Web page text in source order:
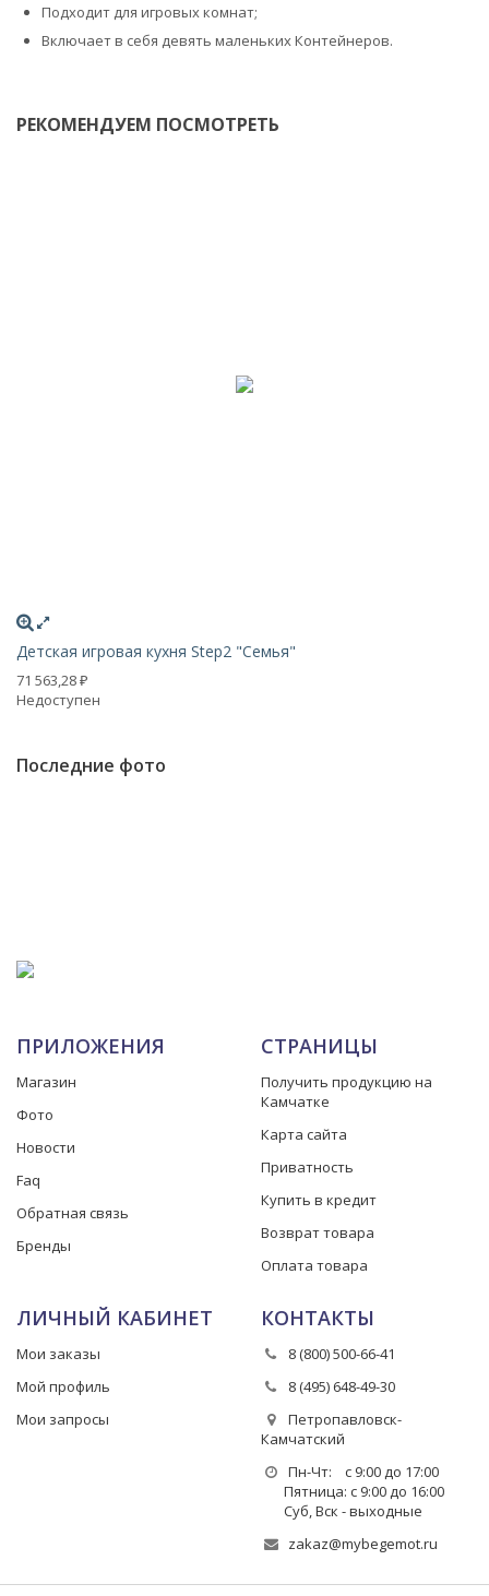
Подходит для игровых комнат;
Включает в себя девять маленьких Контейнеров.
РЕКОМЕНДУЕМ ПОСМОТРЕТЬ
Детская игровая кухня Step2 "Семья"
71 563,28 ₽
Недоступен
Последние фото
ПРИЛОЖЕНИЯ
Магазин
Фото
Новости
Faq
Обратная связь
Бренды
СТРАНИЦЫ
Получить продукцию на
Камчатке
Карта сайта
Приватность
Купить в кредит
Возврат товара
Оплата товара
ЛИЧНЫЙ КАБИНЕТ
Мои заказы
Мой профиль
Мои запросы
КОНТАКТЫ
8 (800) 500-66-41
8 (495) 648-49-30
Петропавловск-
Камчатский
Пн-Чт: с 9:00 до 17:00
Пятница: с 9:00 до 16:00
Суб, Вск - выходные
zakaz@mybegemot.ru